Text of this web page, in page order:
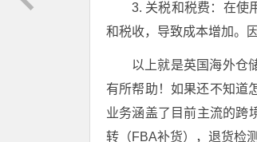
3. 关税和税费：在使
和税收，导致成本增加。
以上就是英国海外仓
有所帮助！如果还不知道
业务涵盖了目前主流的跨
转（FBA补货），退货检